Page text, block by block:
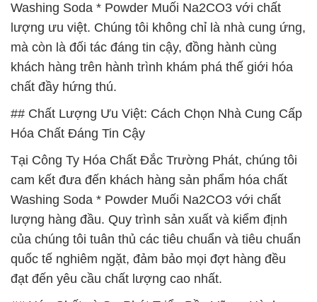
Washing Soda * Powder Muối Na2CO3 với chất
lượng ưu việt. Chúng tôi không chỉ là nhà cung ứng,
mà còn là đối tác đáng tin cậy, đồng hành cùng
khách hàng trên hành trình khám phá thế giới hóa
chất đầy hứng thú.
## Chất Lượng Ưu Việt: Cách Chọn Nhà Cung Cấp
Hóa Chất Đáng Tin Cậy
Tại Công Ty Hóa Chất Đắc Trường Phát, chúng tôi
cam kết đưa đến khách hàng sản phẩm hóa chất
Washing Soda * Powder Muối Na2CO3 với chất
lượng hàng đầu. Quy trình sản xuất và kiểm định
của chúng tôi tuân thủ các tiêu chuẩn và tiêu chuẩn
quốc tế nghiêm ngặt, đảm bảo mọi đợt hàng đều
đạt đến yêu cầu chất lượng cao nhất.